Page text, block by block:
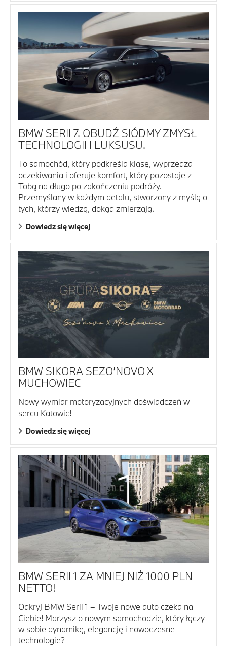
BMW SERII 7. OBUDŹ SIÓDMY ZMYSŁ
TECHNOLOGII I LUKSUSU.
To samochód, który podkreśla klasę, wyprzedza
oczekiwania i oferuje komfort, który pozostaje z
Tobą na długo po zakończeniu podróży.
Przemyślany w każdym detalu, stworzony z myślą o
tych, którzy wiedzą, dokąd zmierzają.
Dowiedz się więcej
BMW SIKORA SEZO’NOVO X
MUCHOWIEC
Nowy wymiar motoryzacyjnych doświadczeń w
sercu Katowic!
Dowiedz się więcej
BMW SERII 1 ZA MNIEJ NIŻ 1000 PLN
NETTO!
Odkryj BMW Serii 1 – Twoje nowe auto czeka na
Ciebie! Marzysz o nowym samochodzie, który łączy
w sobie dynamikę, elegancję i nowoczesne
technologie?